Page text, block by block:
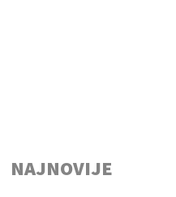
NAJNOVIJE